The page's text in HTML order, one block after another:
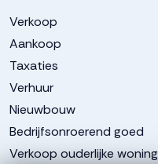
Verkoop
Aankoop
Taxaties
Verhuur
Nieuwbouw
Bedrijfsonroerend goed
Verkoop ouderlijke woning